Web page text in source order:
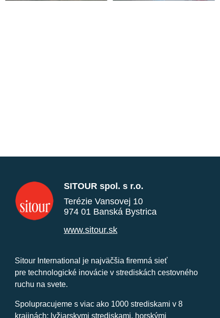
SITOUR spol. s r.o.
Terézie Vansovej 10
974 01 Banská Bystrica
www.sitour.sk
Sitour International je najväčšia firemná sieť
pre technologické inovácie v strediskách cestovného
ruchu na svete.
Spolupracujeme s viac ako 1000 strediskami v 8
krajinách: lyžiarskymi strediskami, horskými